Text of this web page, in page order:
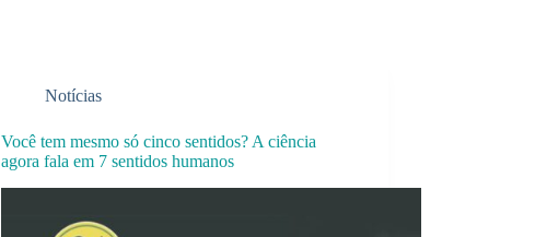
Notícias
Você tem mesmo só cinco sentidos? A ciência
agora fala em 7 sentidos humanos